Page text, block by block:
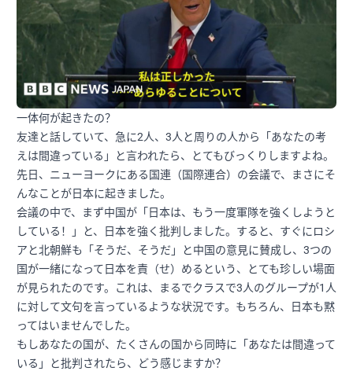
一体何が起きたの？
友達と話していて、急に2人、3人と周りの人から「あなたの考
えは間違っている」と言われたら、とてもびっくりしますよね。
先日、ニューヨークにある国連（国際連合）の会議で、まさにそ
んなことが日本に起きました。
会議の中で、まず中国が「日本は、もう一度軍隊を強くしようと
している！」と、日本を強く批判しました。すると、すぐにロシ
アと北朝鮮も「そうだ、そうだ」と中国の意見に賛成し、3つの
国が一緒になって日本を責（せ）めるという、とても珍しい場面
が見られたのです。これは、まるでクラスで3人のグループが1人
に対して文句を言っているような状況です。もちろん、日本も黙
ってはいませんでした。
もしあなたの国が、たくさんの国から同時に「あなたは間違って
いる」と批判されたら、どう感じますか？